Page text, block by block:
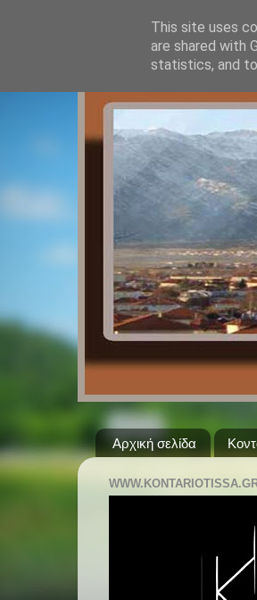
Αρχική σελίδα
This site uses
are shared with
statistics, and